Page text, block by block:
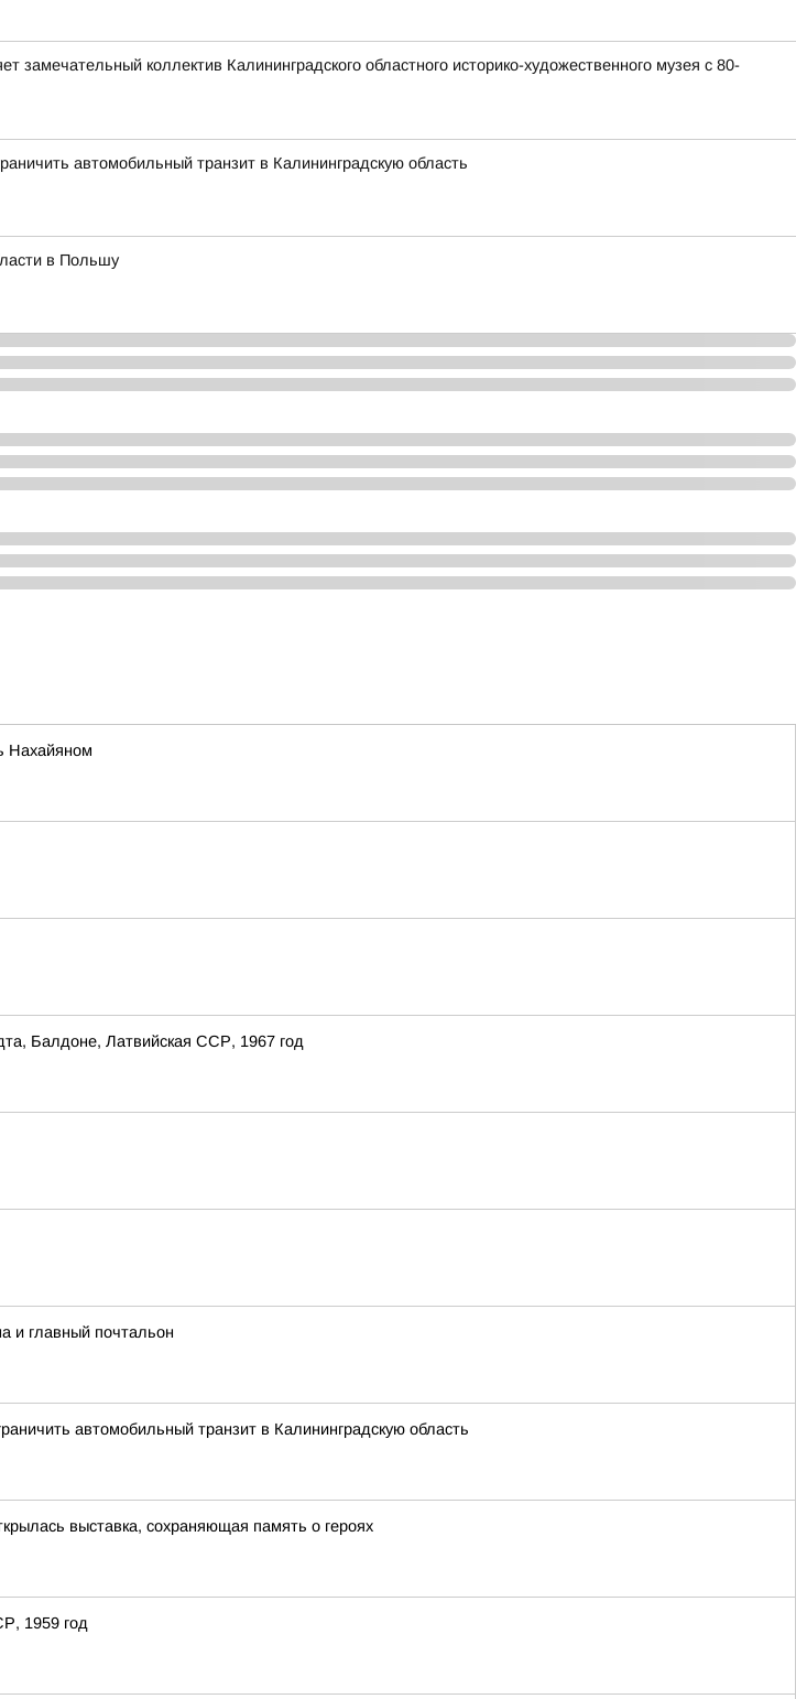
замечательный коллектив Калининградского областного историко-художественного музея с 80-
автомобильный транзит в Калининградскую область
в Польшу
Нахайяном
Балдоне, Латвийская ССР, 1967 год
и главный почтальон
автомобильный транзит в Калининградскую область
выставка, сохраняющая память о героях
1959 год